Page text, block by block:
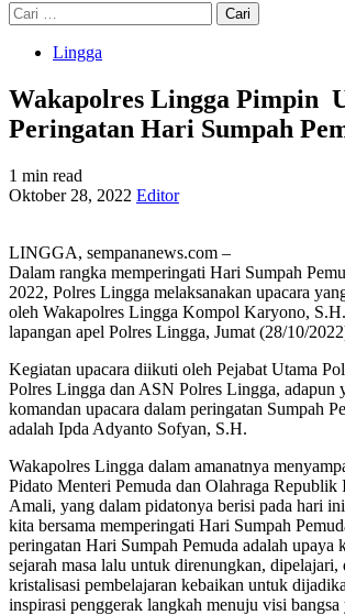
Cari
untuk:
Lingga
Wakapolres Lingga Pimpin
Peringatan Hari Sumpah
1 min read
Oktober 28, 2022 Editor
LINGGA, sempananews.com –
Dalam rangka memperingati Hari Sumpah
2022, Polres Lingga melaksanakan upacara
oleh Wakapolres Lingga Kompol Karyono,
lapangan apel Polres Lingga, Jumat (28/10/
Kegiatan upacara diikuti oleh Pejabat Utama
Polres Lingga dan ASN Polres Lingga, adapun
komandan upacara dalam peringatan Sumpah
adalah Ipda Adyanto Sofyan, S.H.
Wakapolres Lingga dalam amanatnya
Pidato Menteri Pemuda dan Olahraga Republik
Amali, yang dalam pidatonya berisi pada hari
kita bersama memperingati Hari Sumpah
peringatan Hari Sumpah Pemuda adalah upaya
sejarah masa lalu untuk direnungkan, dipelajari,
kristalisasi pembelajaran kebaikan untuk
inspirasi penggerak langkah menuju visi bangsa